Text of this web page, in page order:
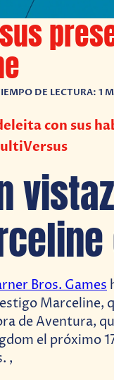
DE LECTURA: 1
con sus
Bros. Games
Marceline,
de Aventura,
el próximo
,